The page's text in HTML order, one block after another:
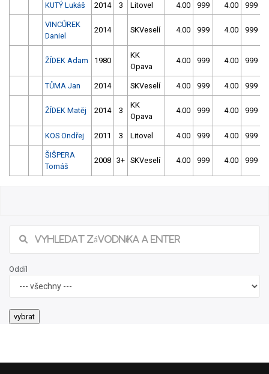
KUTÝ Lukáš 2014 3 Litovel 4.00 999 4.00 999
VINCŮREK
Daniel
2014 SKVeselí 4.00 999 4.00 999
ŽÍDEK Adam 1980
KK
Opava
4.00 999 4.00 999
TŮMA Jan 2014 SKVeselí 4.00 999 4.00 999
ŽÍDEK Matěj 2014 3
KK
Opava
4.00 999 4.00 999
KOS Ondřej 2011 3 Litovel 4.00 999 4.00 999
ŠIŠPERA
Tomáš
2008 3+ SKVeselí 4.00 999 4.00 999
Oddíl